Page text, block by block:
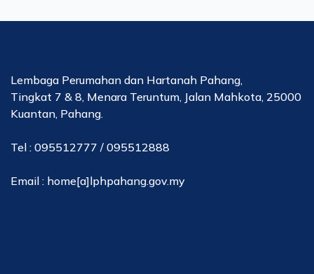
Lembaga Perumahan dan Hartanah Pahang,
Tingkat 7 & 8, Menara Teruntum, Jalan Mahkota, 25000
Kuantan, Pahang.
Tel : 095512777 / 095512888
Email : home[a]lphpahang.gov.my